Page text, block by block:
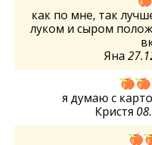
как по мне, так
луком и сыром
Яна
я думаю с
Кристя